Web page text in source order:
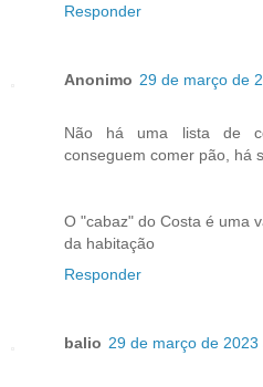
Responder
Anonimo 29 de março de
Não há uma lista de
conseguem comer pão, há
O "cabaz" do Costa é uma
da habitação
Responder
balio 29 de março de 2023